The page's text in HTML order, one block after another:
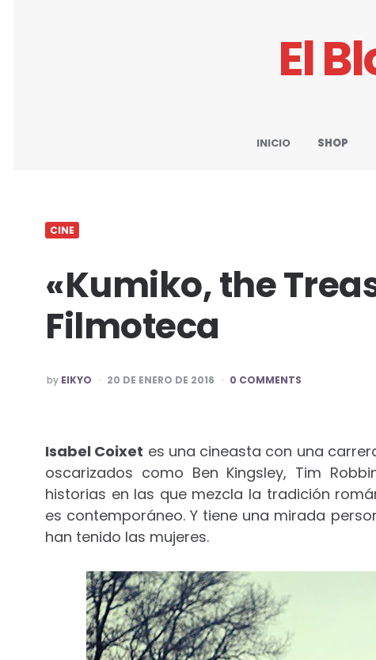
El
INICIO SHOP
CINE
«Kumiko, the
Filmoteca
POSTED
BY
by EIKYO 20 DE ENERO DE 2016 0 COMMENTS
Isabel Coixet es una cineasta con una
oscarizados como Ben Kingsley, Tim
historias en las que mezcla la tradición
es contemporáneo. Y tiene una mirada
han tenido las mujeres.